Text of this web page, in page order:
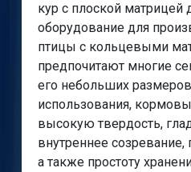
кур с плоской
оборудование для
птицы с кольцевыми
предпочитают многие
его небольших
использования,
высокую твердость,
внутреннее созревание,
а также простоту